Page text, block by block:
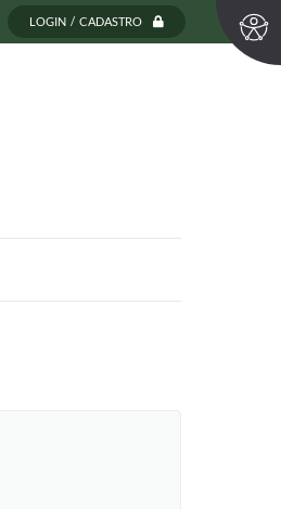
LOGIN / CADASTRO